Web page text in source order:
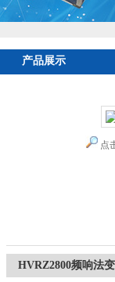
产品展示
点
HVRZ2800频响法